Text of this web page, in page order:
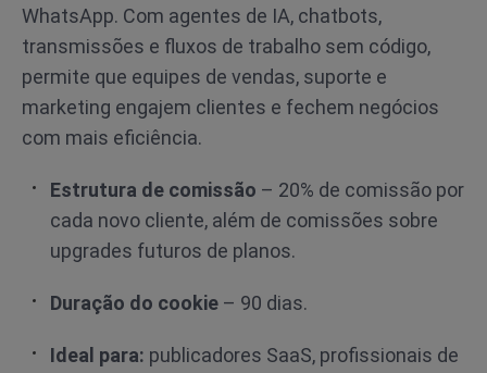
WhatsApp. Com agentes de IA, chatbots,
transmissões e fluxos de trabalho sem código,
permite que equipes de vendas, suporte e
marketing engajem clientes e fechem negócios
com mais eficiência.
Estrutura de comissão – 20% de comissão por
cada novo cliente, além de comissões sobre
upgrades futuros de planos.
Duração do cookie – 90 dias.
Ideal para: publicadores SaaS, profissionais de